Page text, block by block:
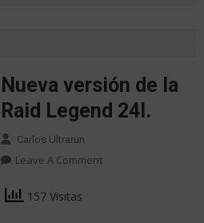
Nueva versión de la
Raid Legend 24l.
Carlos Ultrarun
Leave A Comment
157 Visitas